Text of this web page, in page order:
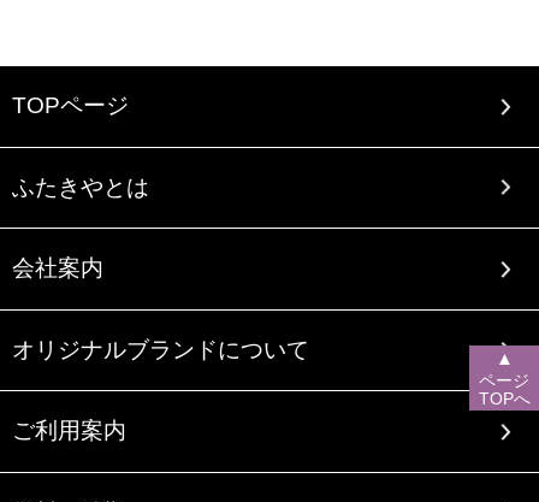
TOPページ
ふたきやとは
会社案内
オリジナルブランドについて
ご利用案内
▲
ページ
TOPへ